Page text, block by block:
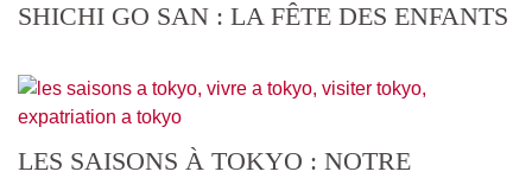
SHICHI GO SAN : LA FÊTE DES ENFANTS
LES SAISONS À TOKYO : NOTRE